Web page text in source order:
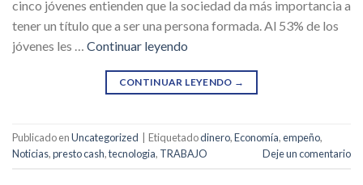
cinco jóvenes entienden que la sociedad da más importancia a
tener un título que a ser una persona formada. Al 53% de los
jóvenes les … Continuar leyendo
CONTINUAR LEYENDO →
Publicado enUncategorized Etiquetadodinero,Economía,empeño,
Noticias,presto cash,tecnologia, TRABAJO Deje un comentario